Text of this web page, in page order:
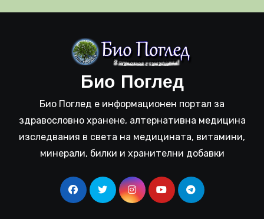
Био Поглед
Био Поглед е информационен портал за
здравословно хранене, алтернативна медицина
изследвания в света на медицината, витамини,
минерали, билки и хранителни добавки